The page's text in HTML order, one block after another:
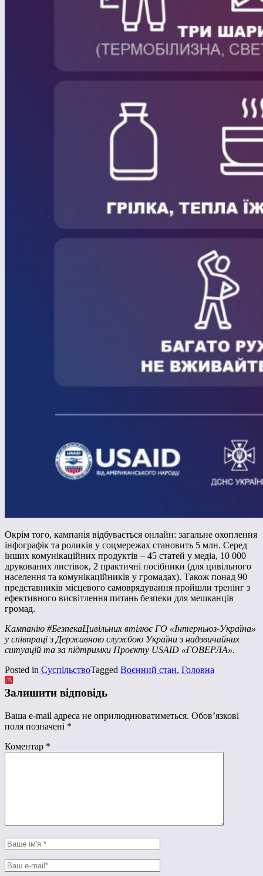
Окрім того, кампанія відбувається онлайн: загальне охоплення
інфографік та роликів у соцмережах становить 5 млн. Серед
інших комунікаційних продуктів – 45 статей у медіа, 10 000
друкованих листівок, 2 практичні посібники (для цивільного
населення та комунікаційників у громадах). Також понад 90
представників місцевого самоврядування пройшли тренінг з
ефективного висвітлення питань безпеки для мешканців
громад.
Кампанію #БезпекаЦивільних втілює ГО «Інтерньюз-Україна»
у співпраці з Державною службою України з надзвичайних
ситуацій та за підтримки Проєкту USAID «ГОВЕРЛА».
Posted in СуспільствоTagged Воєнний стан, Головна
Залишити відповідь
Ваша e-mail адреса не оприлюднюватиметься. Обов’язкові
поля позначені *
Коментар *